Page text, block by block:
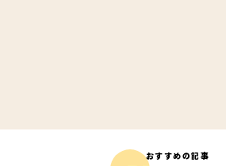
おすすめの記事